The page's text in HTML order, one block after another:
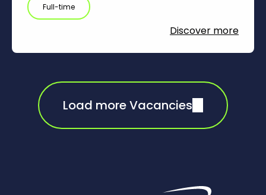
Full-time
Discover more
Load more Vacancies